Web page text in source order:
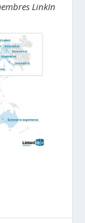
LinkIn